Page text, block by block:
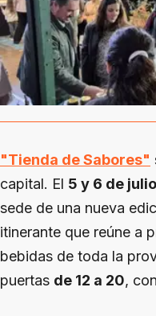
"Tienda de Sabores"
capital. El 5 y 6 de julio
sede de una nueva
itinerante que reúne a
bebidas de toda la
puertas de 12 a 20, con